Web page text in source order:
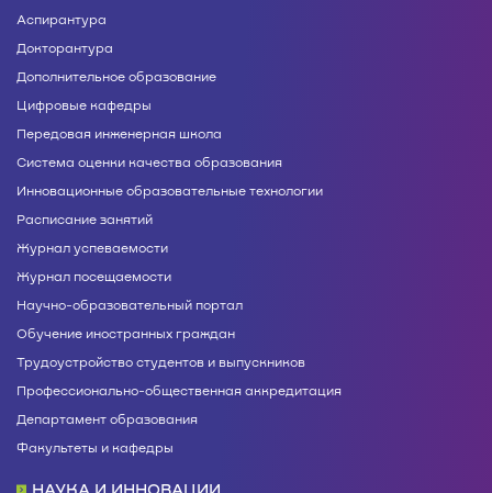
Аспирантура
Докторантура
Дополнительное образование
Цифровые кафедры
Передовая инженерная школа
Система оценки качества образования
Инновационные образовательные технологии
Расписание занятий
Журнал успеваемости
Журнал посещаемости
Научно-образовательный портал
Обучение иностранных граждан
Трудоустройство студентов и выпускников
Профессионально-общественная аккредитация
Департамент образования
Факультеты и кафедры
НАУКА И ИННОВАЦИИ